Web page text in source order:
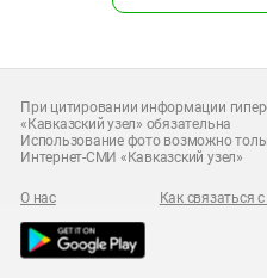
При цитировании информации
«Кавказский узел» обязательна
Использование фото возможно
Интернет-СМИ «Кавказский узел»
О нас Как связаться